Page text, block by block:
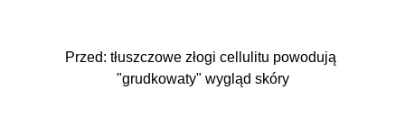
Przed: tłuszczowe złogi cellulitu powodują
"grudkowaty" wygląd skóry